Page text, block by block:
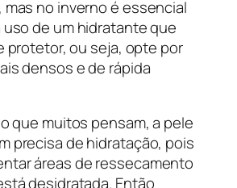
no inverno é essencial
de um hidratante que
protetor, ou seja, opte por
densos e de rápida
que muitos pensam, a pele
precisa de hidratação, pois
áreas de ressecamento
desidratada. Então